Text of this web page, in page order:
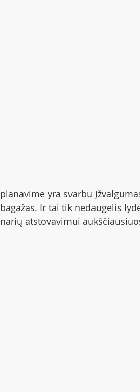
planavime yra svarbu
bagažas. Ir tai tik nedaugelis
narių atstovavimui